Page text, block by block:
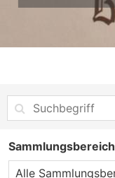
Sammlungsbereich